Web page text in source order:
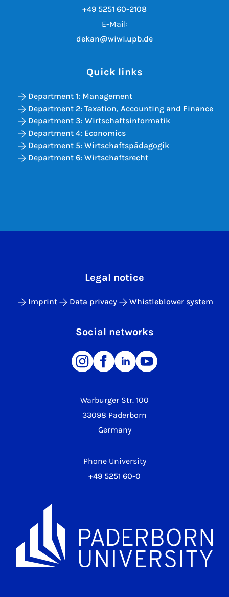
+49 5251 60-2108
E-Mail:
dekan@wiwi.upb.de
Quick links
Department 1: Management
Department 2: Taxation, Accounting and Finance
Department 3: Wirtschaftsinformatik
Department 4: Economics
Department 5: Wirtschaftspädagogik
Department 6: Wirtschaftsrecht
Warburger Str. 100
33098 Paderborn
Germany
Phone University
+49 5251 60-0
Legal notice
Imprint Data privacy Whistleblower system
Social networks